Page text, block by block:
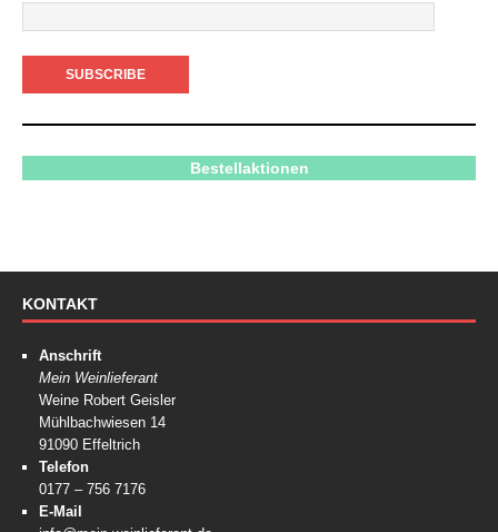
Bestellaktionen
KONTAKT
Anschrift
Mein Weinlieferant
Weine Robert Geisler
Mühlbachwiesen 14
91090 Effeltrich
Telefon
0177 – 756 7176
E-Mail